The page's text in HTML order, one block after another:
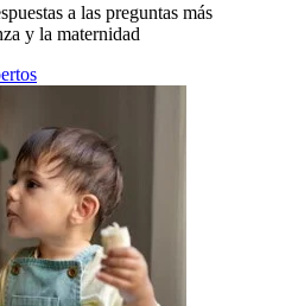
a las preguntas más
y la maternidad